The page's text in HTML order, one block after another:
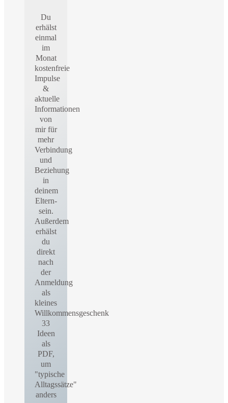
Du
erhälst
einmal
im
Monat
kostenfreie
Impulse
&
aktuelle
Informationen
von
mir für
mehr
Verbindung
und
Beziehung
in
deinem
Eltern-
sein.
Außerdem
erhälst
du
direkt
nach
der
Anmeldung
als
kleines
Willkommensgeschenk
33
Ideen
als
PDF,
um
"typische
Alltagssätze"
anders